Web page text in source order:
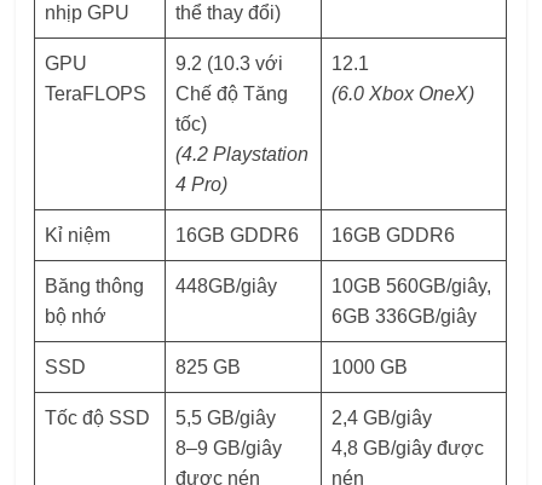
nhịp GPU
thể thay đổi)
GPU
TeraFLOPS
9.2 (10.3 với
Chế độ Tăng
tốc)
(4.2 Playstation
4 Pro)
12.1
(6.0 Xbox OneX)
Kỉ niệm 16GB GDDR6 16GB GDDR6
Băng thông
bộ nhớ
448GB/giây
10GB 560GB/giây,
6GB 336GB/giây
SSD 825 GB 1000 GB
Tốc độ SSD
5,5 GB/giây
8–9 GB/giây
được nén
2,4 GB/giây
4,8 GB/giây được
nén